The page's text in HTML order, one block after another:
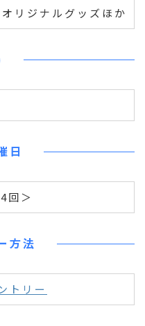
リジナルグッズほか
日
＞
方法
トリー